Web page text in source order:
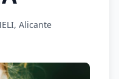
Alicante